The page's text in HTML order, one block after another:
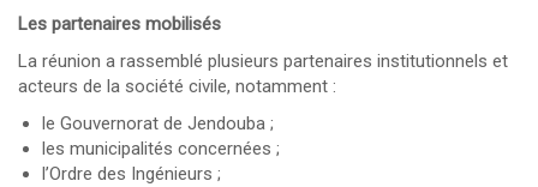
Les partenaires mobilisés
La réunion a rassemblé plusieurs partenaires institutionnels et
acteurs de la société civile, notamment :
le Gouvernorat de Jendouba ;
les municipalités concernées ;
l’Ordre des Ingénieurs ;